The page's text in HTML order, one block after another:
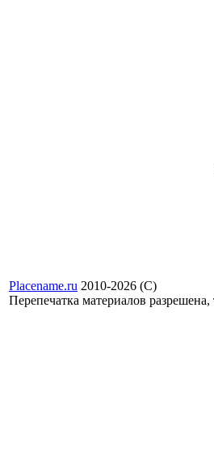
Placename.ru 2010-2026 (С)
Перепечатка материалов